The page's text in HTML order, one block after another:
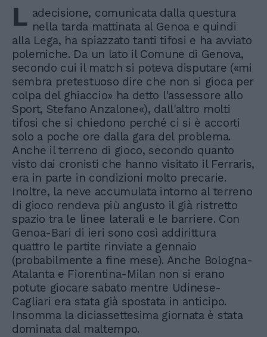
L adecisione, comunicata dalla questura
nella tarda mattinata al Genoa e quindi
alla Lega, ha spiazzato tanti tifosi e ha avviato
polemiche. Da un lato il Comune di Genova,
secondo cui il match si poteva disputare («mi
sembra pretestuoso dire che non si gioca per
colpa del ghiaccio» ha detto l'assessore allo
Sport, Stefano Anzalone«), dall'altro molti
tifosi che si chiedono perché ci si è accorti
solo a poche ore dalla gara del problema.
Anche il terreno di gioco, secondo quanto
visto dai cronisti che hanno visitato il Ferraris,
era in parte in condizioni molto precarie.
Inoltre, la neve accumulata intorno al terreno
di gioco rendeva più angusto il già ristretto
spazio tra le linee laterali e le barriere. Con
Genoa-Bari di ieri sono così addirittura
quattro le partite rinviate a gennaio
(probabilmente a fine mese). Anche Bologna-
Atalanta e Fiorentina-Milan non si erano
potute giocare sabato mentre Udinese-
Cagliari era stata già spostata in anticipo.
Insomma la diciassettesima giornata è stata
dominata dal maltempo.